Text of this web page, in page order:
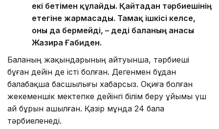
екі бетімен құлайды. Қайтадан тәрбиешінің
етегіне жармасады. Тамақ ішкісі келсе,
оны да бермейді, – деді баланың анасы
Жазира Ғабиден.
Баланың жақындарының айтуынша, тәрбиеші
бұған дейін де істі болған. Дегенмен бұдан
балабақша басшылығы хабарсыз. Оқиға болған
жекеменшік мектепке дейінгі білім беру ұйымы үш
ай бұрын ашылған. Қазір мұнда 24 бала
тәрбиеленеді.